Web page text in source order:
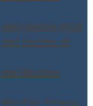
rischio ROA
rischio di
Rischio
Stress